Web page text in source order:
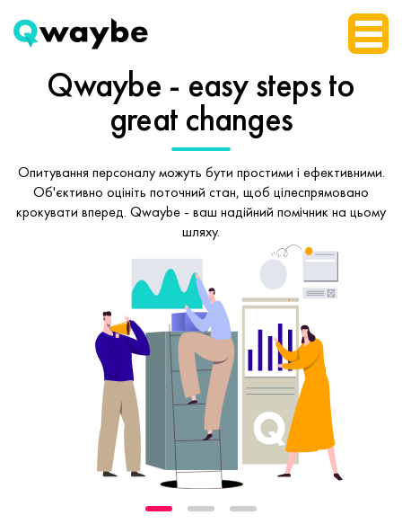
Qwaybe - easy stepsto
great changes
Опитування персоналу можуть бути простими і ефективними.
Об'єктивно оцініть поточний стан, щоб цілеспрямовано
крокувати вперед. Qwaybe - ваш надійний помічник на цьому
шляху.